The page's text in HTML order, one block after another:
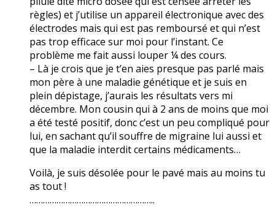
règles) et j’utilise un appareil électronique avec des
électrodes mais qui est pas remboursé et qui n’est
pas trop efficace sur moi pour l’instant. Ce
problème me fait aussi louper ¼ des cours.
– Là je crois que je t’en aies presque pas parlé mais
mon père à une maladie génétique et je suis en
plein dépistage, j’aurais les résultats vers mi
décembre. Mon cousin qui à 2 ans de moins que moi
a été testé positif, donc c’est un peu compliqué pour
lui, en sachant qu’il souffre de migraine lui aussi et
que la maladie interdit certains médicaments…
Voilà, je suis désolée pour le pavé mais au moins tu
as tout !
………………………………………………..